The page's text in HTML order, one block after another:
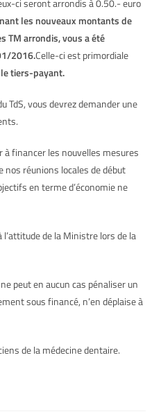
ci seront arrondis à 0.50.- euro
les nouveaux montants de
TM arrondis, vous a été
2016.Celle-ci est primordiale
tiers-payant.
TdS, vous devrez demander une
à financer les nouvelles mesures
nos réunions locales de début
en terme d’économie ne
de la Ministre lors de la
peut en aucun cas pénaliser un
sous financé, n’en déplaise à
de la médecine dentaire.